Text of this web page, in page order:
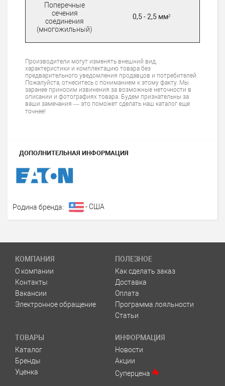
Поперечные
сечения
соединения
(многожильный)
0,5 - 2,5 мм²
Производители могут изменять внешний вид,
характеристики и комплектацию товара без
предварительного уведомления продавцов и потребителей.
Пожалуйста, отнеситесь с пониманием к этому факту. Мы
заранее приносим извинения за возможные неточности в
описании и фотографиях товара. Будем признательны за
ваши замечания — это поможет сделать наш каталог еще
точнее!
ДОПОЛНИТЕЛЬНАЯ ИНФОРМАЦИЯ
Родина бренда: - США
КОМПАНИЯ
О компании
Контакты
Вакансии
Электронное обращение
ПОЛЕЗНОЕ
Как сделать заказ
Доставка
Оплата
Программа лояльности
Статьи
ТОВАРЫ
Каталог
Бренды
Уценка
ИНФОРМАЦИЯ
Новости
Акции
Суперцена